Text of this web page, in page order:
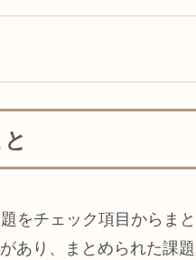
をチェック項目からま
あり、まとめられた課